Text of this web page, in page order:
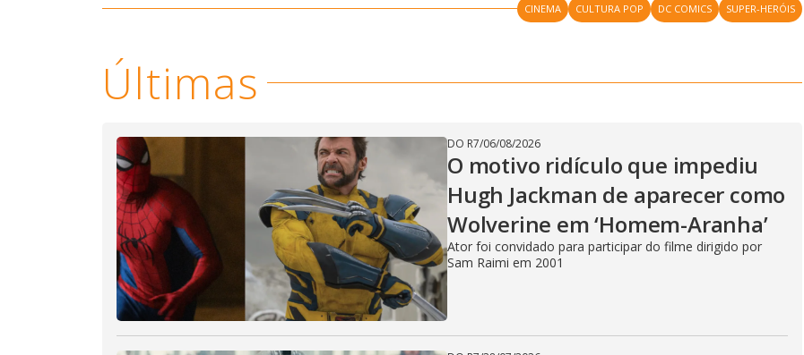
CINEMA CULTURA POP DC COMICS SUPER-HERÓIS
Últimas
DO R7/06/08/2026
O motivo ridículo que impediu
Hugh Jackman de aparecer como
Wolverine em ‘Homem-Aranha’
Ator foi convidado para participar do filme dirigido por
Sam Raimi em 2001